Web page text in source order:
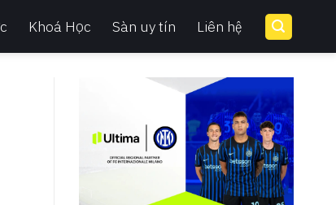
Khoá Học Sàn uy tín Liên hệ